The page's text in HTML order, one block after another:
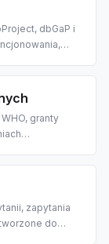
dbGaP i
granty
zapytania
do